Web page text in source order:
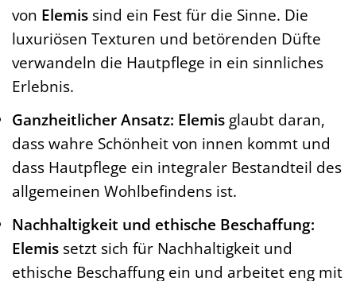
von Elemis sind ein Fest für die Sinne. Die
luxuriösen Texturen und betörenden Düfte
verwandeln die Hautpflege in ein sinnliches
Erlebnis.
Ganzheitlicher Ansatz: Elemis glaubt daran,
dass wahre Schönheit von innen kommt und
dass Hautpflege ein integraler Bestandteil des
allgemeinen Wohlbefindens ist.
Nachhaltigkeit und ethische Beschaffung:
Elemis setzt sich für Nachhaltigkeit und
ethische Beschaffung ein und arbeitet eng mit